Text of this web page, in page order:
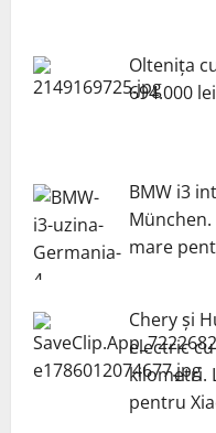
Oltenița
694.000
BMW i3
mare
Chery și
electric
kilometri.
pentru